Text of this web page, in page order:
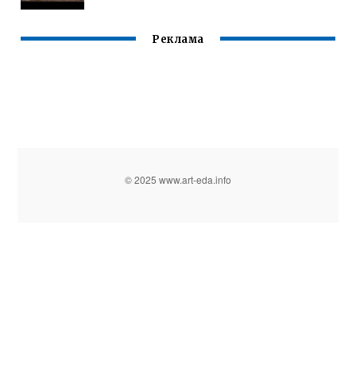
Реклама
© 2025 www.art-eda.info